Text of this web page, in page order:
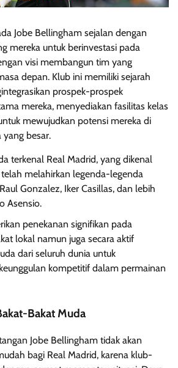
Jobe Bellingham sejalan dengan
mereka untuk berinvestasi pada
visi membangun tim yang
depan. Klub ini memiliki sejarah
prospek-prospek
mereka, menyediakan fasilitas kelas
mewujudkan potensi mereka di
yang besar.
terkenal Real Madrid, yang dikenal
telah melahirkan legenda-legenda
Gonzalez, Iker Casillas, dan lebih
Asensio.
penekanan signifikan pada
lokal namun juga secara aktif
dari seluruh dunia untuk
kompetitif dalam permainan
Bakat Muda
Jobe Bellingham tidak akan
bagi Real Madrid, karena klub-